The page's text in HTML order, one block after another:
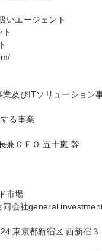
いエージェント
及びITソリューション
兼ＣＥＯ 五十嵐 幹
市場
同会社general
東京都新宿区 西新宿